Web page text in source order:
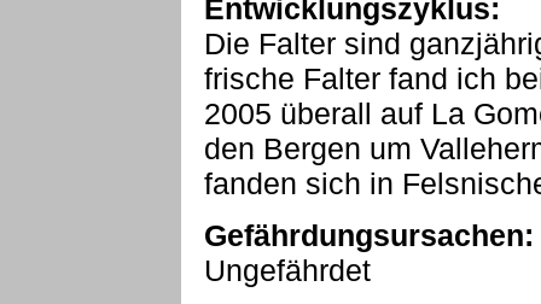
Entwicklungszyklus:
Die Falter sind
frische Falter fand ich
2005 überall auf La
den Bergen um
fanden sich in
Gefährdungsursachen:
Ungefährdet